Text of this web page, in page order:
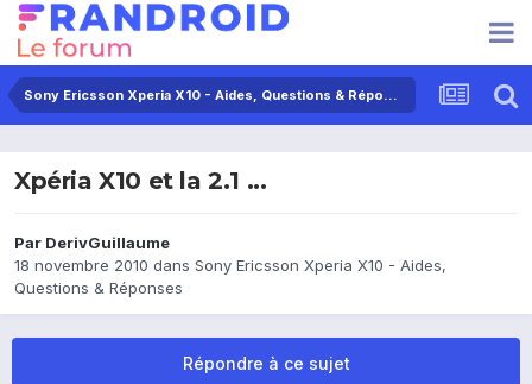
Sony Ericsson Xperia X10 - Aides, Questions & Réponses
Xpéria X10 et la 2.1 ...
Par DerivGuillaume
18 novembre 2010 dans Sony Ericsson Xperia X10 - Aides,
Questions & Réponses
Répondre à ce sujet